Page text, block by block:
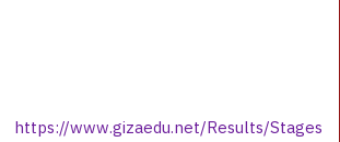
https://www.gizaedu.net/Results/Stages